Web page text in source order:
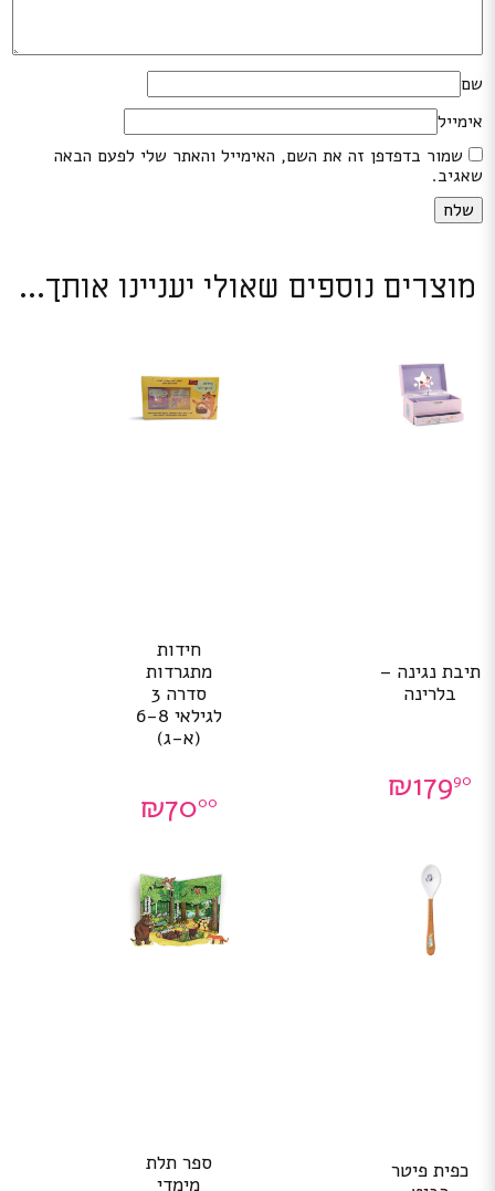
שם
אימייל
שמור בדפדפן זה את השם, האימייל והאתר שלי לפעם הבאה
שאגיב.
מוצרים נוספים שאולי יעניינו אותך...
תיבת נגינה –
בלרינה
₪17990
חידות
מתגרדות
סדרה 3
לגילאי 6-8
(א-ג)
₪7000
כפית פיטר
ספר תלת
מימדי